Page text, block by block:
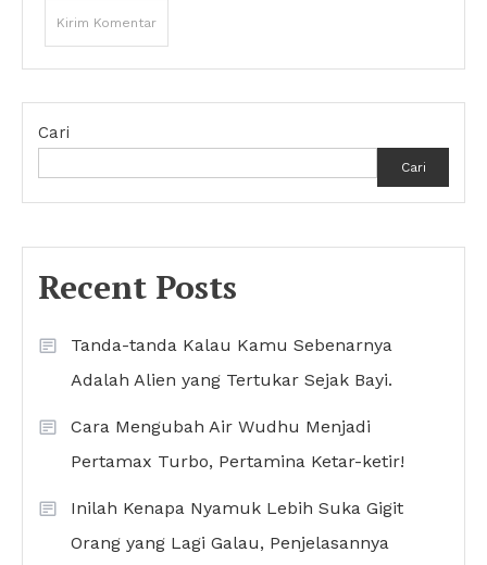
Cari
Cari
Recent Posts
Tanda-tanda Kalau Kamu Sebenarnya
Adalah Alien yang Tertukar Sejak Bayi.
Cara Mengubah Air Wudhu Menjadi
Pertamax Turbo, Pertamina Ketar-ketir!
Inilah Kenapa Nyamuk Lebih Suka Gigit
Orang yang Lagi Galau, Penjelasannya